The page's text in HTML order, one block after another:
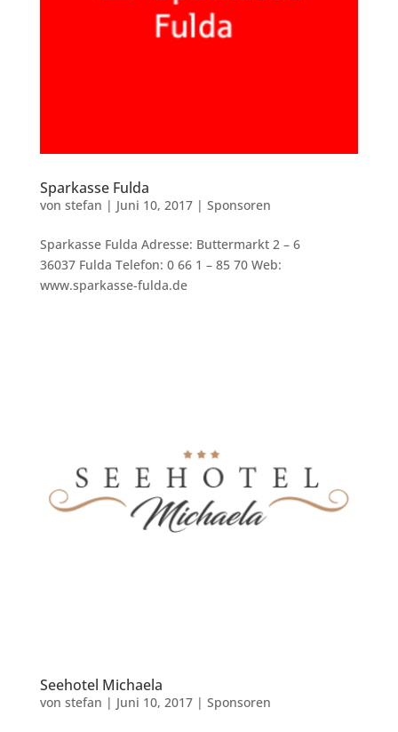
Sparkasse Fulda
von stefan | Juni 10, 2017| Sponsoren
Sparkasse Fulda Adresse: Buttermarkt 2 – 6
36037 Fulda Telefon: 0 66 1 – 85 70 Web:
www.sparkasse-fulda.de
Seehotel Michaela
von stefan | Juni 10, 2017| Sponsoren